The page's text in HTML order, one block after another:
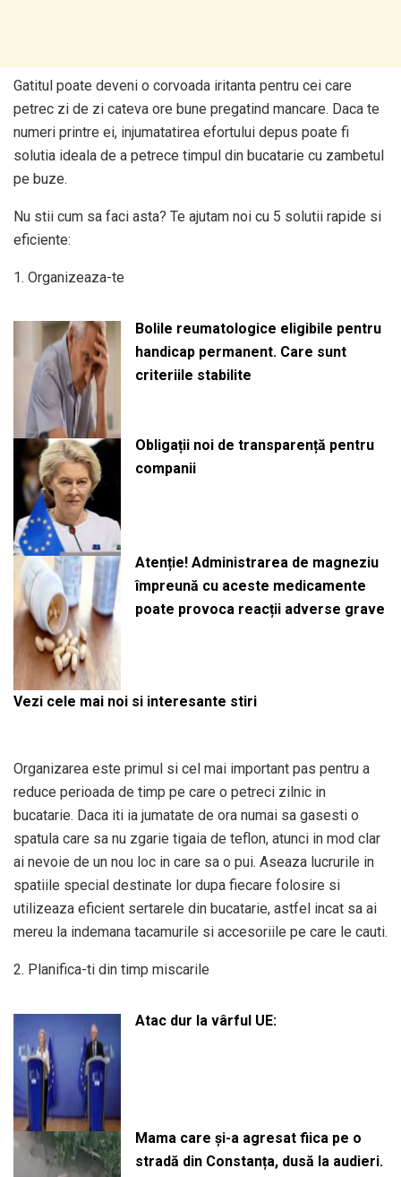
Gatitul poate deveni o corvoada iritanta pentru cei care
petrec zi de zi cateva ore bune pregatind mancare. Daca te
numeri printre ei, injumatatirea efortului depus poate fi
solutia ideala de a petrece timpul din bucatarie cu zambetul
pe buze.
Nu stii cum sa faci asta? Te ajutam noi cu 5 solutii rapide si
eficiente:
1. Organizeaza-te
Bolile reumatologice eligibile pentru
handicap permanent. Care sunt
criteriile stabilite
Obligații noi de transparență pentru
companii
Atenție! Administrarea de magneziu
împreună cu aceste medicamente
poate provoca reacții adverse grave
Vezi cele mai noi si interesante stiri
Organizarea este primul si cel mai important pas pentru a
reduce perioada de timp pe care o petreci zilnic in
bucatarie. Daca iti ia jumatate de ora numai sa gasesti o
spatula care sa nu zgarie tigaia de teflon, atunci in mod clar
ai nevoie de un nou loc in care sa o pui. Aseaza lucrurile in
spatiile special destinate lor dupa fiecare folosire si
utilizeaza eficient sertarele din bucatarie, astfel incat sa ai
mereu la indemana tacamurile si accesoriile pe care le cauti.
2. Planifica-ti din timp miscarile
Atac dur la vârful UE:
Mama care și-a agresat fiica pe o
stradă din Constanța, dusă la audieri.